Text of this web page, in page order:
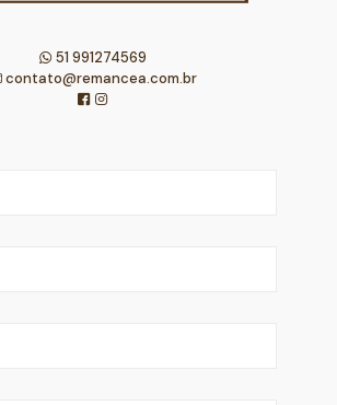
51 991274569
contato@remancea.com.br